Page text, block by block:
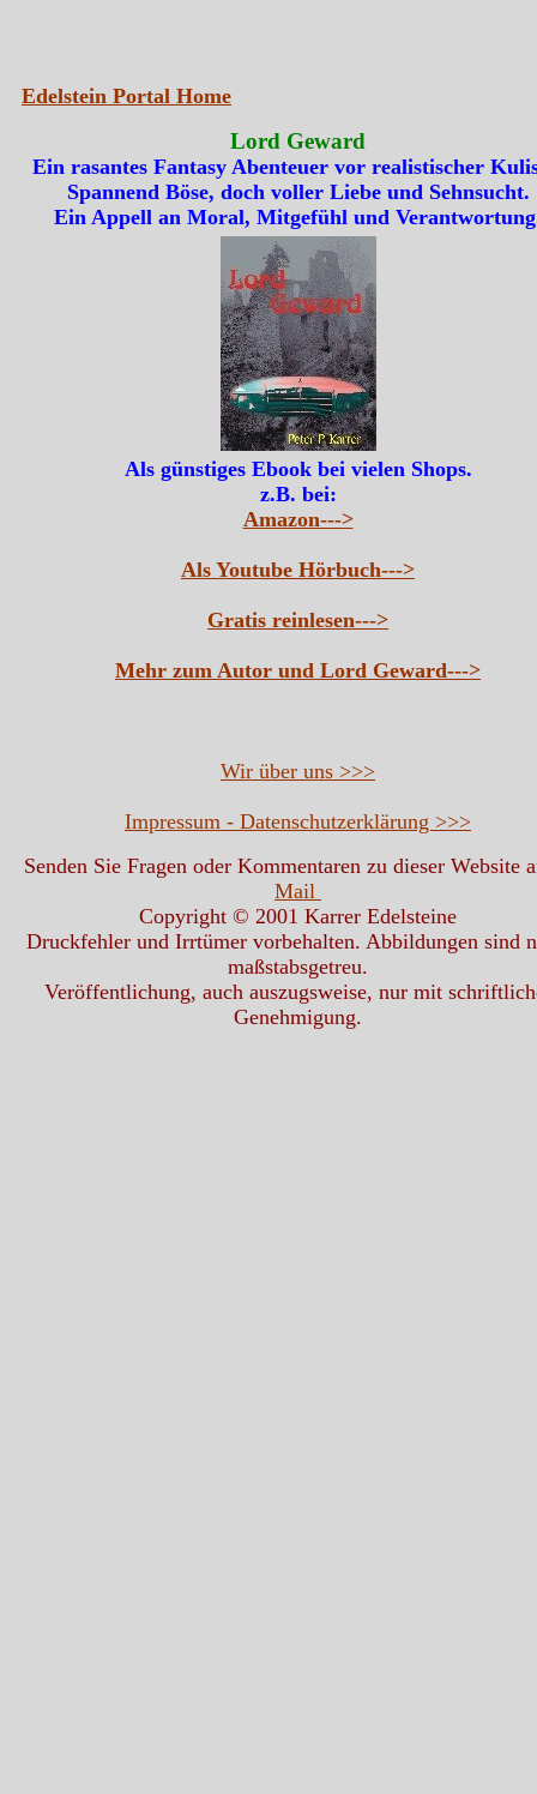
Edelstein Portal Home
Lord Geward
Ein rasantes Fantasy Abenteuer vor realistischer
Spannend Böse, doch voller Liebe und Sehnsucht.
Ein Appell an Moral, Mitgefühl und
Als günstiges Ebook bei vielen Shops.
z.B. bei:
Amazon--->
Als Youtube Hörbuch--->
Gratis reinlesen--->
Mehr zum Autor und Lord Geward--->
Wir über uns >>>
Impressum - Datenschutzerklärung >>>
Senden Sie Fragen oder Kommentaren zu dieser Website
Mail
Copyright © 2001 Karrer Edelsteine
Druckfehler und Irrtümer vorbehalten. Abbildungen sind
maßstabsgetreu.
Veröffentlichung, auch auszugsweise, nur mit
Genehmigung.